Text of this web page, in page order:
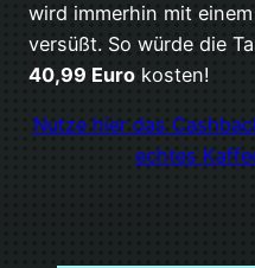
wird immerhin mit
versüßt. So würde die
40,99 Euro kosten!
Nutze hier das
echtes